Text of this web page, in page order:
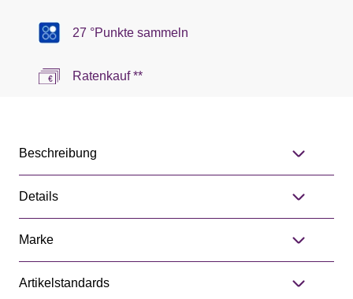
27 °Punkte sammeln
Ratenkauf **
Beschreibung
Details
Marke
Artikelstandards